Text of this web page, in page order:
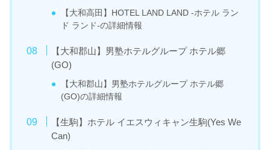
【大和高田】HOTEL LAND LAND -ホテル ラン
ド ランド-の詳細情報
【大和郡山】男塾ホテルグループ ホテル郷
(GO)
【大和郡山】男塾ホテルグループ ホテル郷
(GO)の詳細情報
【生駒】ホテル イエスウィキャン生駒(Yes We
Can)